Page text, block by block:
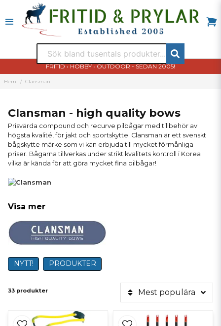
FRITID • HOBBY • OUTDOOR - SEDAN 2005!
Hem Clansman
Clansman - high quality bows
Prisvärda compound och recurve pilbågar med tillbehör av
högsta kvalité, för jakt och sportskytte. Clansman är ett svenskt
bågskytte märke som vi kan erbjuda till mycket förmånliga
priser. Bågarna tillverkas under strikt kvalitets kontroll i Korea
vilka är kända för att göra mycket fina pilbågar!
Visa mer
NYTT! PRODUKTER
33 produkter Mest populära